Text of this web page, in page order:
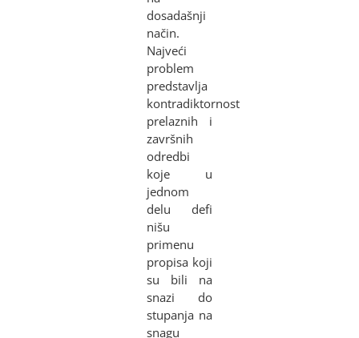
dosadašnji
način.
Najveći
problem
predstavlja
kontradiktornost
prelaznih i
završnih
odredbi
koje u
jednom
delu defi
nišu
primenu
propisa koji
su bili na
snazi do
stupanja na
snagu